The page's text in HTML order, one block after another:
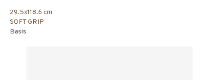
29.5x118.6 cm
SOFT GRIP
Basis